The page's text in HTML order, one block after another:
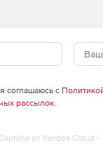
соглашаюсь с
рассылок.
от Yandex Cloud -